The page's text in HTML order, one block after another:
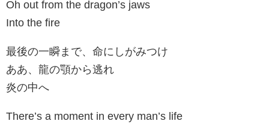
Oh out from the dragon’s jaws
Into the fire
最後の一瞬まで、命にしがみつけ
ああ、龍の顎から逃れ
炎の中へ
There’s a moment in every man’s life